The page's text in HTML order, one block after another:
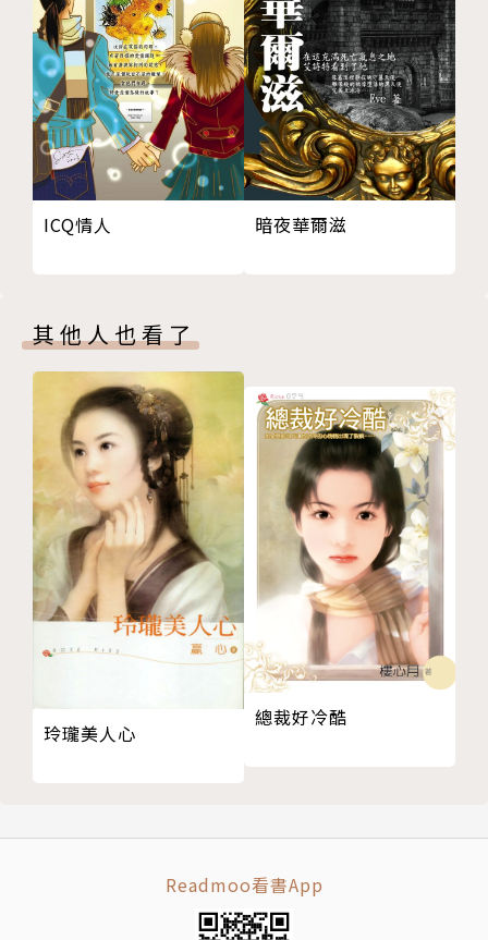
ICQ情人 暗夜華爾滋
其他人也看了
玲瓏美人心
總裁好冷酷
Readmoo看書App